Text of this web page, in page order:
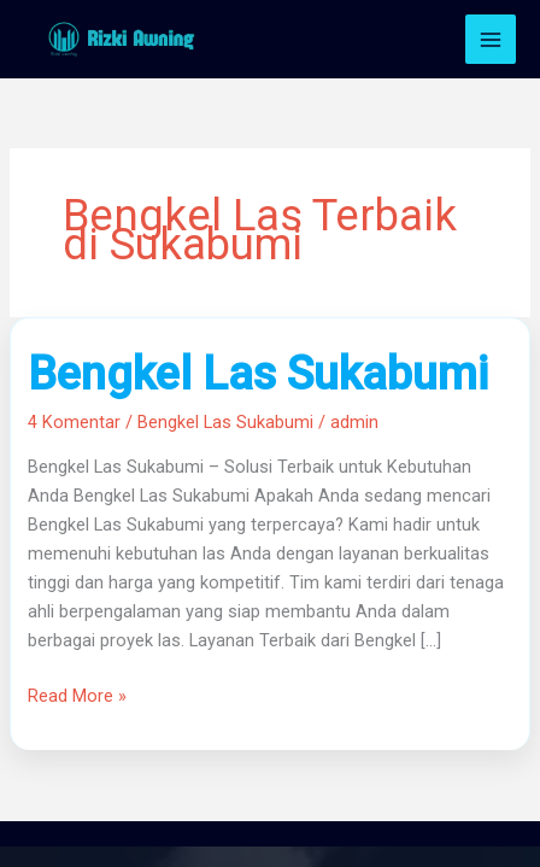
Bengkel Las Terbaik
di Sukabumi
Bengkel Las Sukabumi
4 Komentar /Bengkel Las Sukabumi /admin
Bengkel Las Sukabumi – Solusi Terbaik untuk Kebutuhan
Anda Bengkel Las Sukabumi Apakah Anda sedang mencari
Bengkel Las Sukabumi yang terpercaya? Kami hadir untuk
memenuhi kebutuhan las Anda dengan layanan berkualitas
tinggi dan harga yang kompetitif. Tim kami terdiri dari tenaga
ahli berpengalaman yang siap membantu Anda dalam
berbagai proyek las. Layanan Terbaik dari Bengkel […]
Bengkel
Las
Sukabumi
Read More »